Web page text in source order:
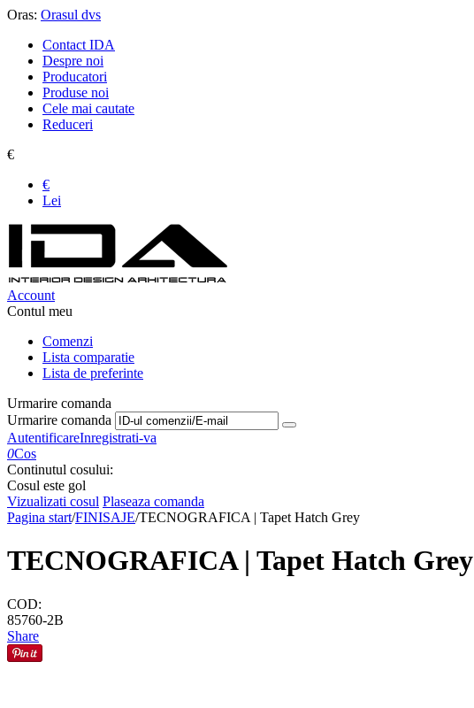
Oras: Orasul dvs
Contact IDA
Despre noi
Producatori
Produse noi
Cele mai cautate
Reduceri
€
€
Lei
Account
Contul meu
Comenzi
Lista comparatie
Lista de preferinte
Urmarire comanda
Urmarire comanda
AutentificareInregistrati-va
0Cos
Continutul cosului:
Cosul este gol
Vizualizati cosul Plaseaza comanda
Pagina start/FINISAJE/TECNOGRAFICA | Tapet Hatch Grey
TECNOGRAFICA | Tapet Hatch Grey
COD:
85760-2B
Share